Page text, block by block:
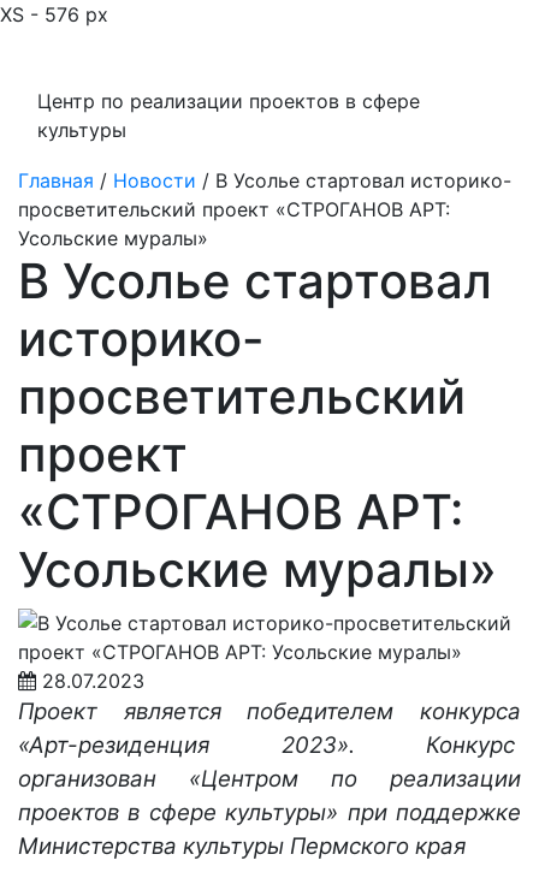
XS - 576 px
Центр по реализации проектов в сфере
культуры
Главная / Новости / В Усолье стартовал историко-
просветительский проект «СТРОГАНОВ АРТ:
Усольские муралы»
В Усолье стартовал
историко-
просветительский
проект
«СТРОГАНОВ АРТ:
Усольские муралы»
28.07.2023
Проект является победителем конкурса
«Арт-резиденция 2023». Конкурс
организован «Центром по реализации
проектов в сфере культуры» при поддержке
Министерства культуры Пермского края